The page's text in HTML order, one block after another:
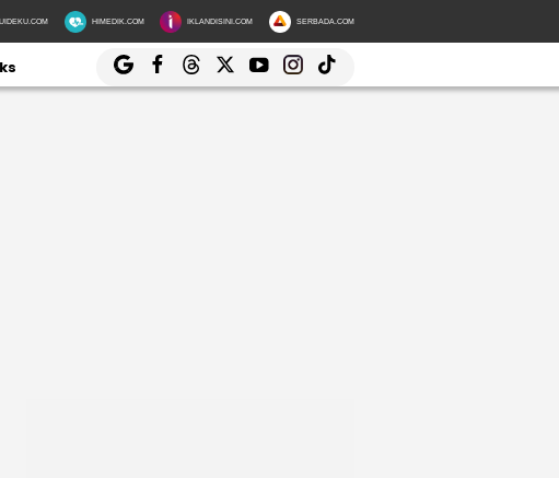
HIMEDIK.COM IKLANDISINI.COM SERBADA.COM